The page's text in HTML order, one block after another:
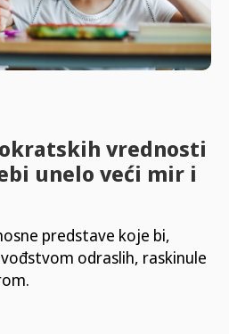
vrednosti
unelo veći mir i
predstave koje bi,
odraslih, raskinule